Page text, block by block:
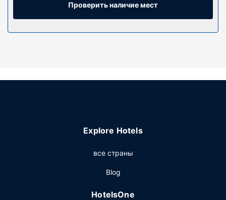
связи, а цифровое телевидение не даст скучать.
водные экскурсии. Среди удобств и возможностей для
Бесплатный завтрак (континентальный) предлагается
Для удобства гостей предоставляется следующее:
прачечная и хранение багажа. Предоставляется
Проверить наличие мест
Explore Hotels
все страны
Blog
HotelsOne